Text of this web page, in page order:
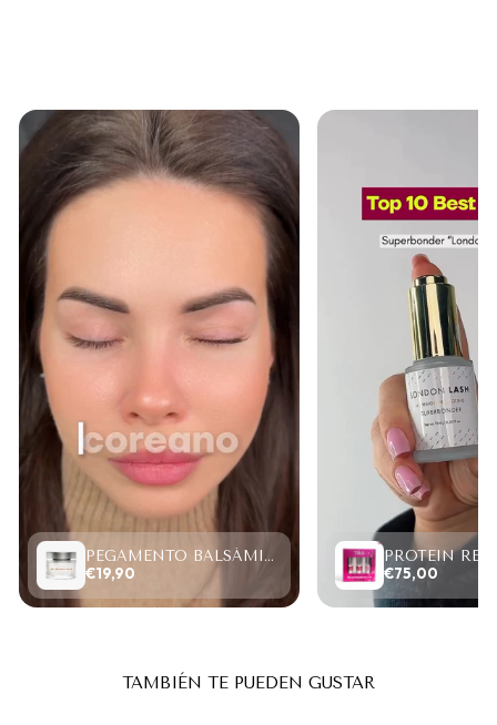
PEGAMENTO BALSÁMICO CLEAR LASH 15ML
€19,90 €75,00
TAMBIÉN TE PUEDEN GUSTAR